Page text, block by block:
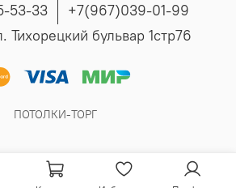
53-33
+7(967)039-01-99
Тихорецкий бульвар 1стр76
ПОТОЛКИ-ТОРГ